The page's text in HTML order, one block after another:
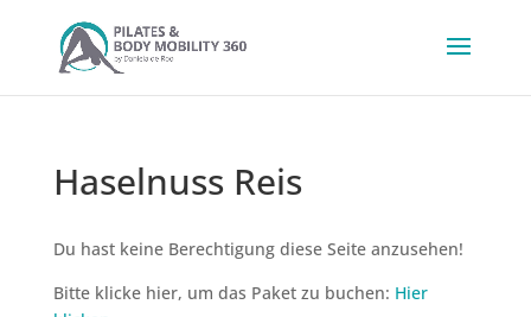
Haselnuss Reis
Du hast keine Berechtigung diese Seite anzusehen!
Bitte klicke hier, um das Paket zu buchen: Hier